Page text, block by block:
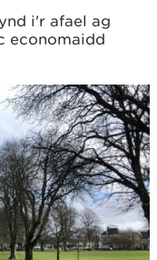
i'r afael ag
economaidd